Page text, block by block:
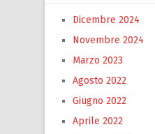
Dicembre 2024
Novembre 2024
Marzo 2023
Agosto 2022
Giugno 2022
Aprile 2022